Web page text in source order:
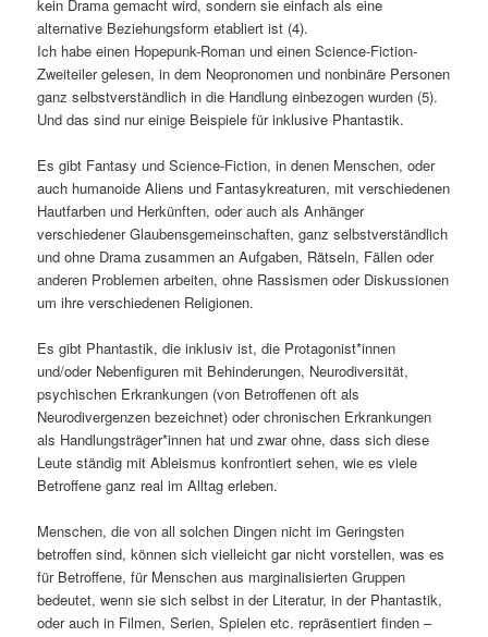
kein Drama gemacht wird, sondern sie einfach als eine
alternative Beziehungsform etabliert ist (4).
Ich habe einen Hopepunk-Roman und einen Science-Fiction-
Zweiteiler gelesen, in dem Neopronomen und nonbinäre Personen
ganz selbstverständlich in die Handlung einbezogen wurden (5).
Und das sind nur einige Beispiele für inklusive Phantastik.
Es gibt Fantasy und Science-Fiction, in denen Menschen, oder
auch humanoide Aliens und Fantasykreaturen, mit verschiedenen
Hautfarben und Herkünften, oder auch als Anhänger
verschiedener Glaubensgemeinschaften, ganz selbstverständlich
und ohne Drama zusammen an Aufgaben, Rätseln, Fällen oder
anderen Problemen arbeiten, ohne Rassismen oder Diskussionen
um ihre verschiedenen Religionen.
Es gibt Phantastik, die inklusiv ist, die Protagonist*innen
und/oder Nebenfiguren mit Behinderungen, Neurodiversität,
psychischen Erkrankungen (von Betroffenen oft als
Neurodivergenzen bezeichnet) oder chronischen Erkrankungen
als Handlungsträger*innen hat und zwar ohne, dass sich diese
Leute ständig mit Ableismus konfrontiert sehen, wie es viele
Betroffene ganz real im Alltag erleben.
Menschen, die von all solchen Dingen nicht im Geringsten
betroffen sind, können sich vielleicht gar nicht vorstellen, was es
für Betroffene, für Menschen aus marginalisierten Gruppen
bedeutet, wenn sie sich selbst in der Literatur, in der Phantastik,
oder auch in Filmen, Serien, Spielen etc. repräsentiert finden –